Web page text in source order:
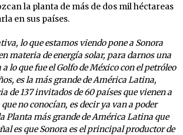
la planta de más de dos mil héctareas
en sus países.
lo que estamos viendo pone a Sonora
materia de energía solar, para darnos una
lo que fue el Golfo de México con el petróleo
es la más grande de América Latina,
de 137 invitados de 60 países que vienen a
no conocían, es decir ya van a poder
Planta más grande de América Latina que
es que Sonora es el principal productor de